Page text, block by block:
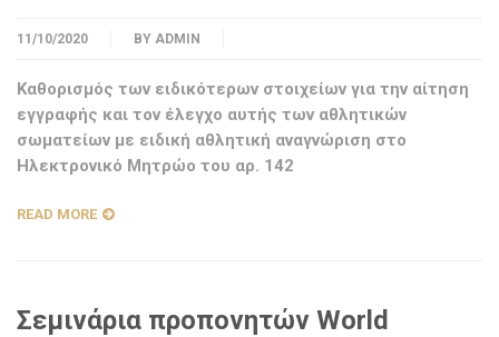
11/10/2020 BY ADMIN
Καθορισμός των ειδικότερων στοιχείων για την αίτηση
εγγραφής και τον έλεγχο αυτής των αθλητικών
σωματείων με ειδική αθλητική αναγνώριση στο
Ηλεκτρονικό Μητρώο του αρ. 142
READ MORE
Σεμινάρια προπονητών World